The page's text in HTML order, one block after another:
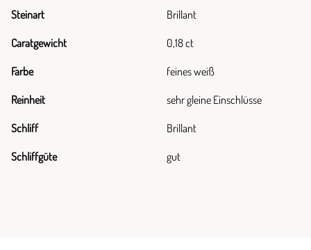
Steinart Brillant
Caratgewicht 0,18 ct
Farbe feines weiß
Reinheit sehr gleine Einschlüsse
Schliff Brillant
Schliffgüte gut